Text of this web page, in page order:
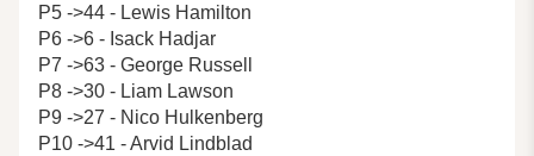
P5 ->44 - Lewis Hamilton
P6 ->6 - Isack Hadjar
P7 ->63 - George Russell
P8 ->30 - Liam Lawson
P9 ->27 - Nico Hulkenberg
P10 ->41 - Arvid Lindblad